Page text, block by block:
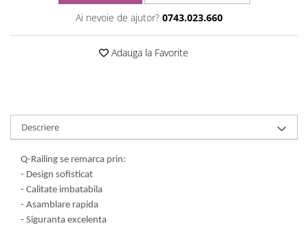
Ai nevoie de ajutor? 0743.023.660
Adauga la Favorite
Descriere
Q-Railing se remarca prin:
- Design sofisticat
- Calitate imbatabila
- Asamblare rapida
- Siguranta excelenta